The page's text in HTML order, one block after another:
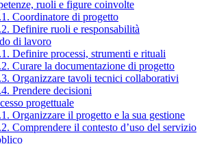
ruoli e figure coinvolte
Coordinatore di progetto
Definire ruoli e responsabilità
di lavoro
Definire processi, strumenti e rituali
Curare la documentazione di progetto
Organizzare tavoli tecnici collaborativi
Prendere decisioni
progettuale
Organizzare il progetto e la sua gestione
Comprendere il contesto d’uso del servizio